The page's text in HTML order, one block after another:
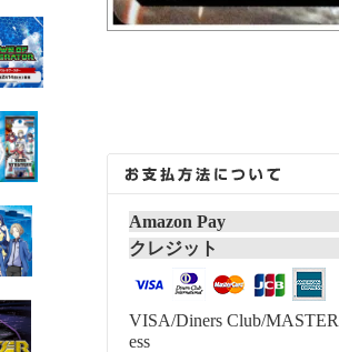
Amazon Pay
クレジット
VISA/Diners Club/
ess